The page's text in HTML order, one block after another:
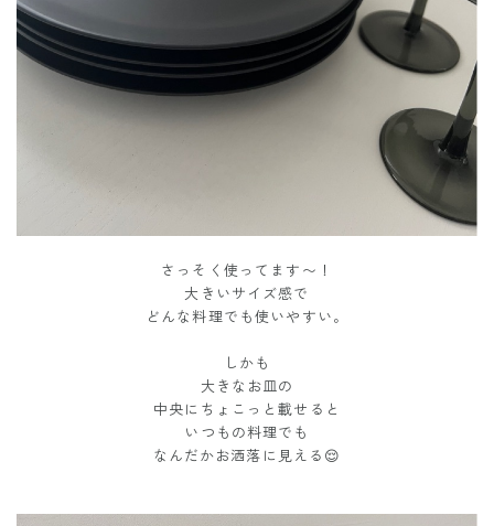
さっそく使ってます〜！
大きいサイズ感で
どんな料理でも使いやすい。
しかも
大きなお皿の
中央にちょこっと載せると
いつもの料理でも
なんだかお洒落に見える😌